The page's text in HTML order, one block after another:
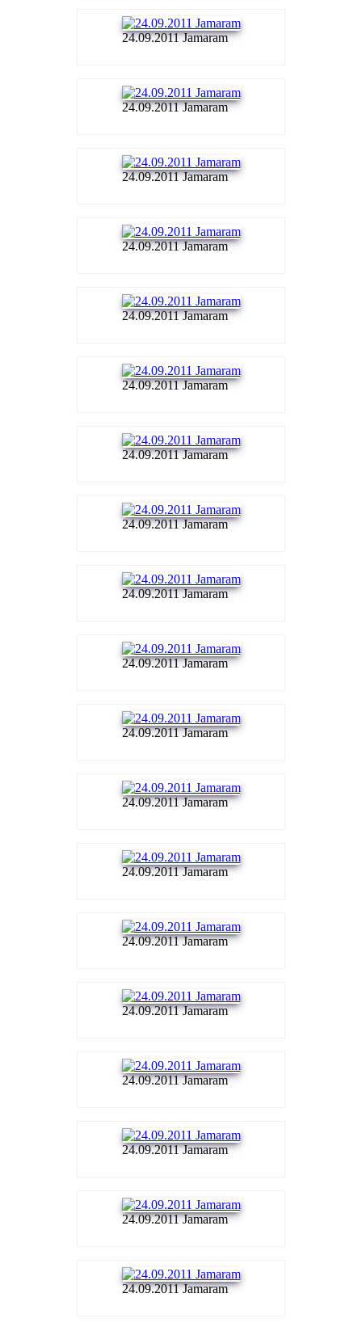
24.09.2011 Jamaram
24.09.2011 Jamaram
24.09.2011 Jamaram
24.09.2011 Jamaram
24.09.2011 Jamaram
24.09.2011 Jamaram
24.09.2011 Jamaram
24.09.2011 Jamaram
24.09.2011 Jamaram
24.09.2011 Jamaram
24.09.2011 Jamaram
24.09.2011 Jamaram
24.09.2011 Jamaram
24.09.2011 Jamaram
24.09.2011 Jamaram
24.09.2011 Jamaram
24.09.2011 Jamaram
24.09.2011 Jamaram
24.09.2011 Jamaram